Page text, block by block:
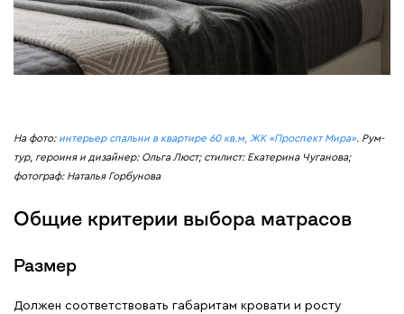
На фото: интерьер спальни в квартире 60 кв.м, ЖК «Проспект Мира». Рум-
тур, героиня и дизайнер: Ольга Люст; стилист: Екатерина Чуганова;
фотограф: Наталья Горбунова
Общие критерии выбора матрасов
Размер
Должен соответствовать габаритам кровати и росту